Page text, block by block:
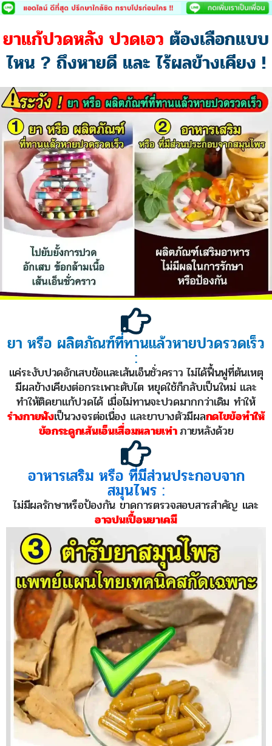
Skip
content
ยาแก้ปวดหลัง ปวดเอว ต้องเลือกแบบ
ไหน ? ถึงหายดี และ ไร้ผลข้างเคียง !
ยา หรือ ผลิตภัณฑ์ที่ทานแล้วหายปวดรวดเร็ว
:
แค่ระงับปวดอักเสบข้อและเส้นเอ็นชั่วคราว ไม่ได้ฟื้นฟูที่ต้นเหตุ
มีผลข้างเคียงต่อกระเพาะตับไต หยุดใช้ก็กลับเป็นใหม่ และ
ทำให้ติดยาแก้ปวดได้ เมื่อไม่ทานจะปวดมากกว่าเดิม ทำให้
ร่างกายพังเป็นวงจรต่อเนื่อง และยาบางตัวมีผลกดไขข้อทำให้
ข้อกระดูกเส้นเอ็นเสื่อมหลายเท่าภายหลังด้วย
อาหารเสริม หรือ ที่มีส่วนประกอบจาก
สมุนไพร :
ไม่มีผลรักษาหรือป้องกัน ขาดการตรวจสอบสารสำคัญ และ
อาจปนเปื้อนยาเคมี